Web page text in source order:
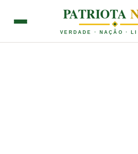
PATRIOTA
VERDADE · NAÇÃO ·